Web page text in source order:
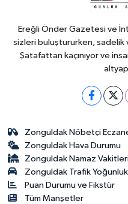
Ereğli Önder Gazetesi ve
sizleri buluştururken, sadelik
Şatafattan kaçınıyor ve
Zonguldak Nöbetçi
Zonguldak Hava Durumu
Zonguldak Namaz
Zonguldak Trafik
Puan Durumu ve Fikstür
Tüm Manşetler